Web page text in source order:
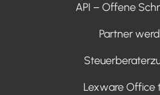
API – Offene
Partner
Lexware Office